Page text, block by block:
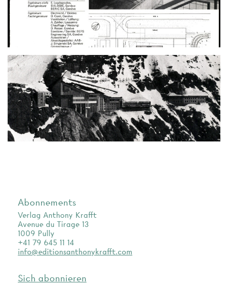
Abonnements
Verlag Anthony Krafft
Avenue du Tirage 13
1009 Pully
+41 79 645 11 14
info@editionsanthonykrafft.com
Sich abonnieren